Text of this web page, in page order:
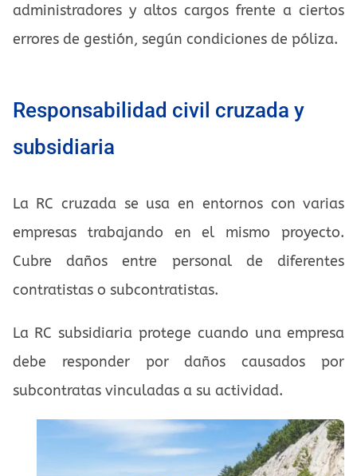
administradores y altos cargos frente a ciertos
errores de gestión, según condiciones de póliza.
Responsabilidad civil cruzada y
subsidiaria
La RC cruzada se usa en entornos con varias
empresas trabajando en el mismo proyecto.
Cubre daños entre personal de diferentes
contratistas o subcontratistas.
La RC subsidiaria protege cuando una empresa
debe responder por daños causados por
subcontratas vinculadas a su actividad.